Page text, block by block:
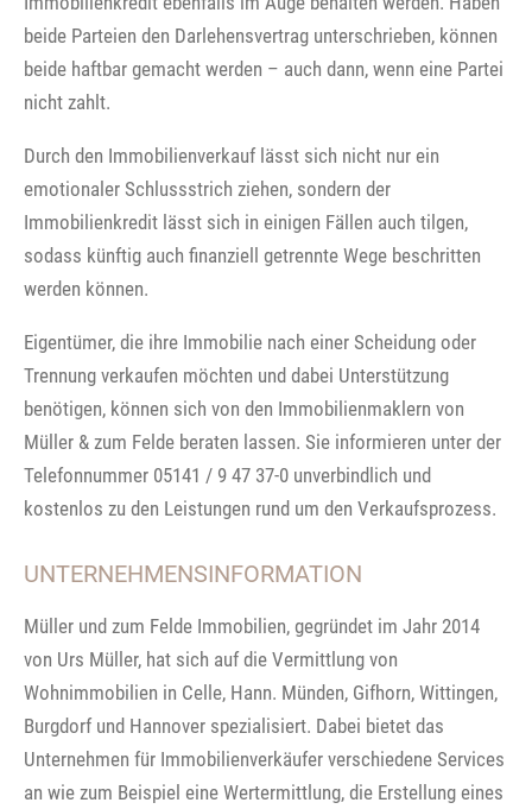
beide Parteien den Darlehensvertrag unterschrieben, können
beide haftbar gemacht werden – auch dann, wenn eine Partei
nicht zahlt.
Durch den Immobilienverkauf lässt sich nicht nur ein
emotionaler Schlussstrich ziehen, sondern der
Immobilienkredit lässt sich in einigen Fällen auch tilgen,
sodass künftig auch finanziell getrennte Wege beschritten
werden können.
Eigentümer, die ihre Immobilie nach einer Scheidung oder
Trennung verkaufen möchten und dabei Unterstützung
benötigen, können sich von den Immobilienmaklern von
Müller & zum Felde beraten lassen. Sie informieren unter der
Telefonnummer 05141 / 9 47 37-0 unverbindlich und
kostenlos zu den Leistungen rund um den Verkaufsprozess.
UNTERNEHMENSINFORMATION
Müller und zum Felde Immobilien, gegründet im Jahr 2014
von Urs Müller, hat sich auf die Vermittlung von
Wohnimmobilien in Celle, Hann. Münden, Gifhorn, Wittingen,
Burgdorf und Hannover spezialisiert. Dabei bietet das
Unternehmen für Immobilienverkäufer verschiedene Services
an wie zum Beispiel eine Wertermittlung, die Erstellung eines